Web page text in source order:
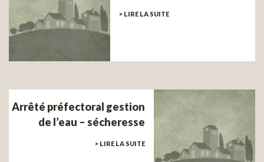
> LIRE LA SUITE
Arrêté préfectoral gestion
de l’eau – sécheresse
> LIRE LA SUITE